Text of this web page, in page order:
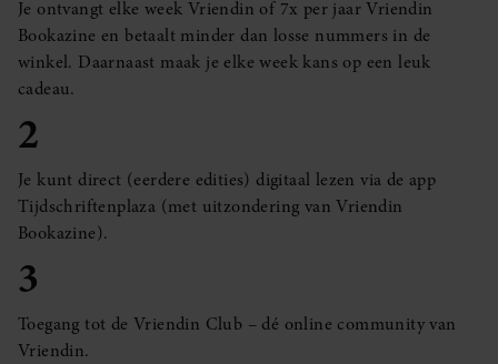
Je ontvangt elke week Vriendin of 7x per jaar Vriendin
Bookazine en betaalt minder dan losse nummers in de
winkel. Daarnaast maak je elke week kans op een leuk
cadeau.
2
Je kunt direct (eerdere edities) digitaal lezen via de app
Tijdschriftenplaza (met uitzondering van Vriendin
Bookazine).
3
Toegang tot de Vriendin Club – dé online community van
Vriendin.